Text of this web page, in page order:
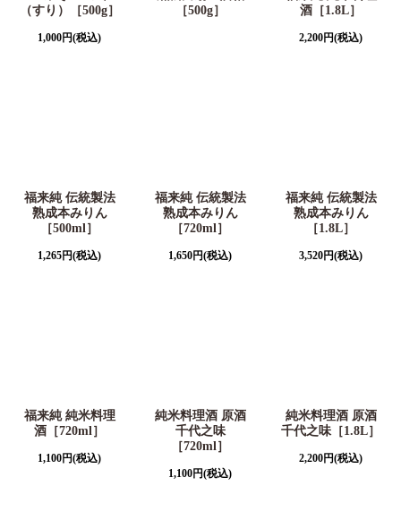
（すり）［500g］
1,000円(税込)
［500g］
酒［1.8L］
2,200円(税込)
福来純 伝統製法
熟成本みりん
［500ml］
1,265円(税込)
福来純 伝統製法
熟成本みりん
［720ml］
1,650円(税込)
福来純 伝統製法
熟成本みりん
［1.8L］
3,520円(税込)
福来純 純米料理
酒［720ml］
1,100円(税込)
純米料理酒 原酒
千代之味
［720ml］
1,100円(税込)
純米料理酒 原酒
千代之味［1.8L］
2,200円(税込)